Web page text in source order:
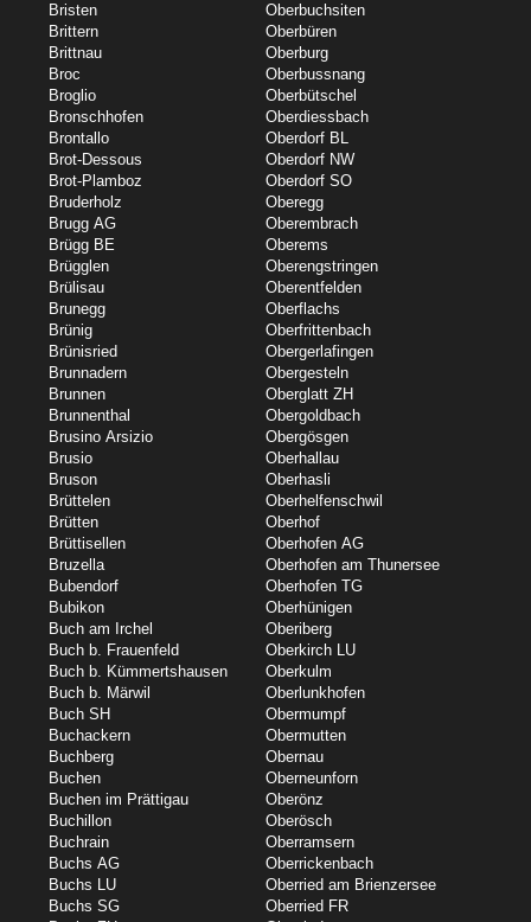
Bristen
Brittern
Brittnau
Broc
Broglio
Bronschhofen
Brontallo
Brot-Dessous
Brot-Plamboz
Bruderholz
Brugg AG
Brügg BE
Brügglen
Brülisau
Brunegg
Brünig
Brünisried
Brunnadern
Brunnen
Brunnenthal
Brusino Arsizio
Brusio
Bruson
Brüttelen
Brütten
Brüttisellen
Bruzella
Bubendorf
Bubikon
Buch am Irchel
Buch b. Frauenfeld
Buch b. Kümmertshausen
Buch b. Märwil
Buch SH
Buchackern
Buchberg
Buchen
Buchen im Prättigau
Buchillon
Buchrain
Buchs AG
Buchs LU
Buchs SG
Oberbuchsiten
Oberbüren
Oberburg
Oberbussnang
Oberbütschel
Oberdiessbach
Oberdorf BL
Oberdorf NW
Oberdorf SO
Oberegg
Oberembrach
Oberems
Oberengstringen
Oberentfelden
Oberflachs
Oberfrittenbach
Obergerlafingen
Obergesteln
Oberglatt ZH
Obergoldbach
Obergösgen
Oberhallau
Oberhasli
Oberhelfenschwil
Oberhof
Oberhofen AG
Oberhofen am Thunersee
Oberhofen TG
Oberhünigen
Oberiberg
Oberkirch LU
Oberkulm
Oberlunkhofen
Obermumpf
Obermutten
Obernau
Oberneunforn
Oberönz
Oberösch
Oberramsern
Oberrickenbach
Oberried am Brienzersee
Oberried FR